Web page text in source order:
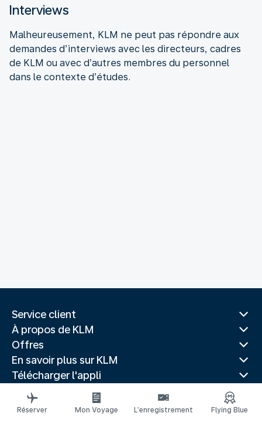
Interviews
Malheureusement, KLM ne peut pas répondre aux
demandes d’interviews avec les directeurs, cadres
de KLM ou avec d’autres membres du personnel
dans le contexte d’études.
Service client
À propos de KLM
Offres
En savoir plus sur KLM
Télécharger l'appli
Sites Web associés
Guides de voyage
Réserver Mon Voyage L’enregistrement Flying Blue